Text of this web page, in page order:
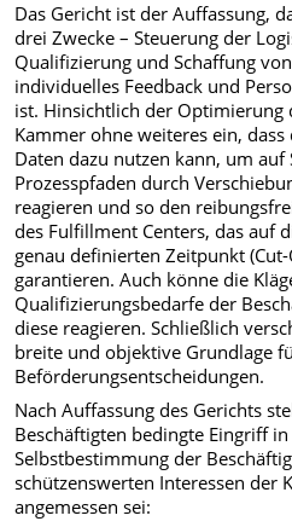
Das Gericht ist der Auffassung,
drei Zwecke – Steuerung der
Qualifizierung und Schaffung
individuelles Feedback und
ist. Hinsichtlich der Optimierung
Kammer ohne weiteres ein,
Daten dazu nutzen kann, um
Prozesspfaden durch
reagieren und so den
des Fulfillment Centers, das auf
genau definierten Zeitpunkt
garantieren. Auch könne die
Qualifizierungsbedarfe der
diese reagieren. Schließlich
breite und objektive Grundlage
Beförderungsentscheidungen.
Nach Auffassung des Gerichts
Beschäftigten bedingte Eingriff
Selbstbestimmung der
schützenswerten Interessen der
angemessen sei: